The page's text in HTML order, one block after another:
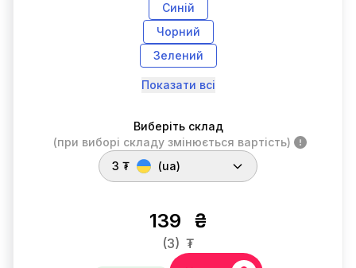
Синій
Чорний
Зелений
Показати всі
Виберіть склад
(при виборі складу змінюється вартість)
3 ₮
(ua)
139 ₴
(3) ₮